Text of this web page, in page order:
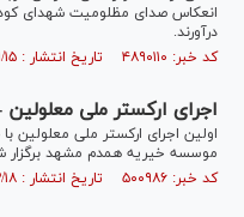
انعکاس صدای مظلومیت شهدای
درآورند.
کد خبر: ۴۸۹۰۱۱۰ تاریخ انتشار : ۱۴۰۵/۰۱/۱۵
اجرای ارکستر ملی
اولین اجرای ارکستر ملی معلولین
موسسه خیریه همدم مشهد برگزار
کد خبر: ۵۰۰۹۸۶ تاریخ انتشار : ۱۳۹۷/۱۲/۱۸